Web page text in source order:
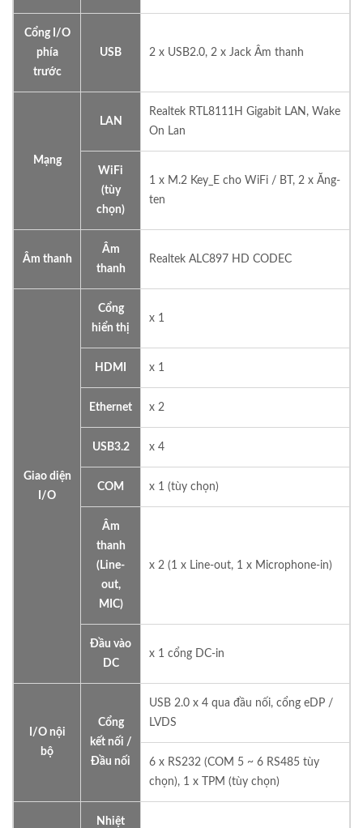
Cổng I/O
phía
trước
USB 2 x USB2.0, 2 x Jack Âm thanh
Mạng
LAN
Realtek RTL8111H Gigabit LAN, Wake
On Lan
WiFi
(tùy
chọn)
1 x M.2 Key_E cho WiFi / BT, 2 x Ăng-
ten
Âm thanh
Âm
thanh
Realtek ALC897 HD CODEC
Giao diện
I/O
Cổng
hiển thị
x 1
HDMI x 1
Ethernet x 2
USB3.2 x 4
COM x 1 (tùy chọn)
Âm
thanh
(Line-
out,
MIC)
x 2 (1 x Line-out, 1 x Microphone-in)
Đầu vào
DC
x 1 cổng DC-in
I/O nội
bộ
Cổng
kết nối /
Đầu nối
USB 2.0 x 4 qua đầu nối, cổng eDP /
LVDS
6 x RS232 (COM 5 ~ 6 RS485 tùy
chọn), 1 x TPM (tùy chọn)
Nhiệt